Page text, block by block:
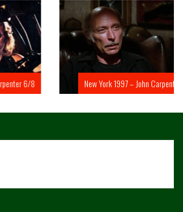
New York 1997 – John Carpenter 5/8